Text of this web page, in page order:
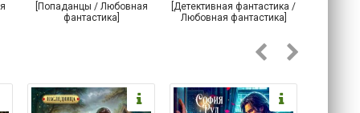
[Попаданцы / Любовная
фантастика]
[Детективная фантастика /
Любовная фантастика]